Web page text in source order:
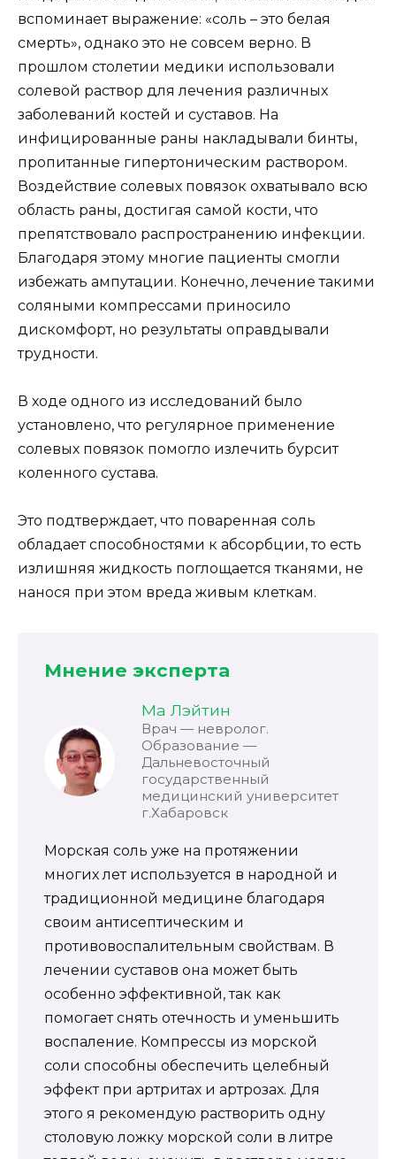
вспоминает выражение: «соль – это белая
смерть», однако это не совсем верно. В
прошлом столетии медики использовали
солевой раствор для лечения различных
заболеваний костей и суставов. На
инфицированные раны накладывали бинты,
пропитанные гипертоническим раствором.
Воздействие солевых повязок охватывало всю
область раны, достигая самой кости, что
препятствовало распространению инфекции.
Благодаря этому многие пациенты смогли
избежать ампутации. Конечно, лечение такими
соляными компрессами приносило
дискомфорт, но результаты оправдывали
трудности.
В ходе одного из исследований было
установлено, что регулярное применение
солевых повязок помогло излечить бурсит
коленного сустава.
Это подтверждает, что поваренная соль
обладает способностями к абсорбции, то есть
излишняя жидкость поглощается тканями, не
нанося при этом вреда живым клеткам.
Мнение эксперта
Ма Лэйтин
Врач — невролог.
Образование —
Дальневосточный
государственный
медицинский университет
г.Хабаровск
Морская соль уже на протяжении
многих лет используется в народной и
традиционной медицине благодаря
своим антисептическим и
противовоспалительным свойствам. В
лечении суставов она может быть
особенно эффективной, так как
помогает снять отечность и уменьшить
воспаление. Компрессы из морской
соли способны обеспечить целебный
эффект при артритах и артрозах. Для
этого я рекомендую растворить одну
столовую ложку морской соли в литре